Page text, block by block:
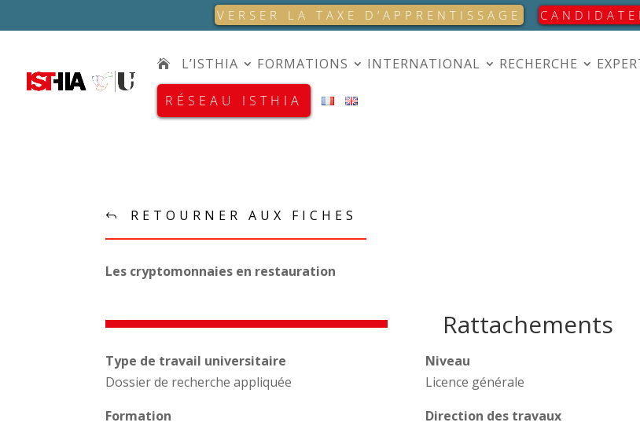
VERSER LA TAXE D’APPRENTISSAGE
L’ISTHIA FORMATIONS INTERNATIONAL RECHERCHE
RÉSEAU ISTHIA
RETOURNER AUX FICHES
Les cryptomonnaies en restauration
Rattachements
Type de travail universitaire
Dossier de recherche appliquée
Formation
Niveau
Licence générale
Direction des travaux